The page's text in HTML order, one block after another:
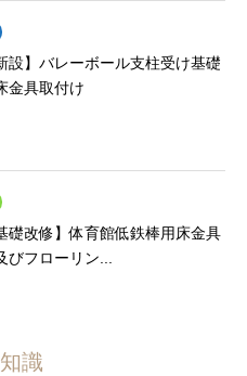
設】バレーボール支柱受け基礎
金具取付け
礎改修】体育館低鉄棒用床金具
びフローリン...
識